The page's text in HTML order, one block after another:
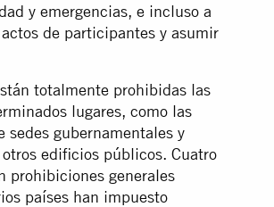
y emergencias, e incluso a
de participantes y asumir
totalmente prohibidas las
lugares, como las
sedes gubernamentales y
edificios públicos. Cuatro
prohibiciones generales
países han impuesto